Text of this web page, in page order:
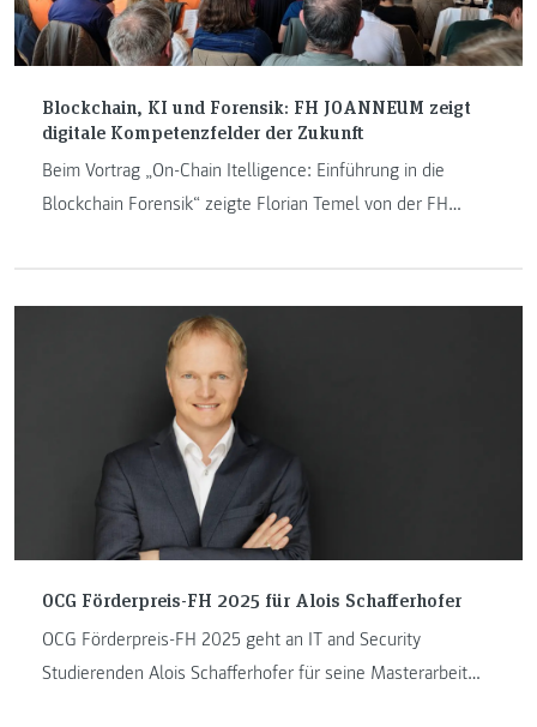
Blockchain, KI und Forensik: FH JOANNEUM zeigt
digitale Kompetenzfelder der Zukunft
Beim Vortrag „On-Chain Itelligence: Einführung in die
Blockchain Forensik“ zeigte Florian Temel von der FH
Praxis angewendet werden. Die Session am Neufeldersee
stieß bei 220 Teilnehmenden auf großes Interesse und
verdeutlichte die Relevanz von Blockchain-Forensik für
aktuelle und künftige Entwicklungen in Lehre und
OCG Förderpreis-FH 2025 für Alois Schafferhofer
OCG Förderpreis-FH 2025 geht an IT and Security
Studierenden Alois Schafferhofer für seine Masterarbeit